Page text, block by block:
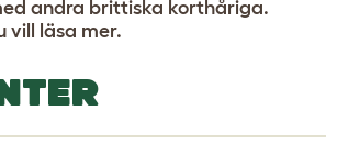
andra brittiska korthåriga.
vill läsa mer.